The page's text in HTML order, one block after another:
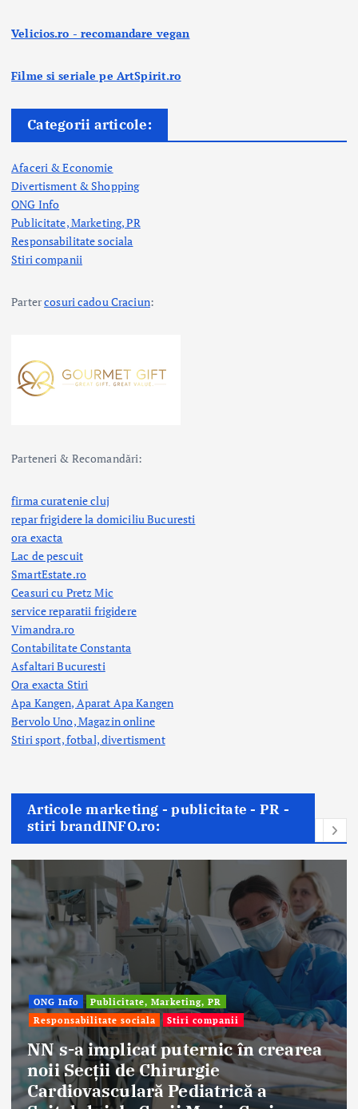
Velicios.ro - recomandare vegan
Filme si seriale pe ArtSpirit.ro
Categorii articole:
Afaceri & Economie
Divertisment & Shopping
ONG Info
Publicitate, Marketing, PR
Responsabilitate sociala
Stiri companii
Partercosuri cadou Craciun:
Parteneri & Recomandări:
firma curatenie cluj
repar frigidere la domiciliu Bucuresti
ora exacta
Lac de pescuit
SmartEstate.ro
Ceasuri cu Pretz Mic
service reparatii frigidere
Vimandra.ro
Contabilitate Constanta
Asfaltari Bucuresti
Ora exacta Stiri
Apa Kangen, Aparat Apa Kangen
Bervolo Uno, Magazin online
Stiri sport, fotbal,divertisment
Articole marketing - publicitate - PR -
stiri brandINFO.ro:
în crearea
a
Afaceri & Economie
Publicitate,
Stiri companii
Eternal Beauty,
aniversat 30 de ani în